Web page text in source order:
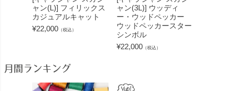
ャン(L)] フィリックス
カジュアルキャット
¥22,000 （税込）
ャン(3L)] ウッディ
ー・ウッドペッカー
ウッドペッカースター
シンボル
¥22,000 （税込）
月間ランキング